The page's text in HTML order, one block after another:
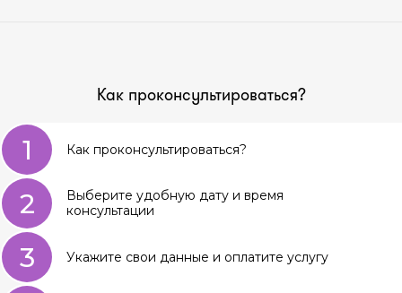
Как проконсультироваться?
1 Как проконсультироваться?
2
Выберите удобную дату и время
консультации
3 Укажите свои данные и оплатите услугу